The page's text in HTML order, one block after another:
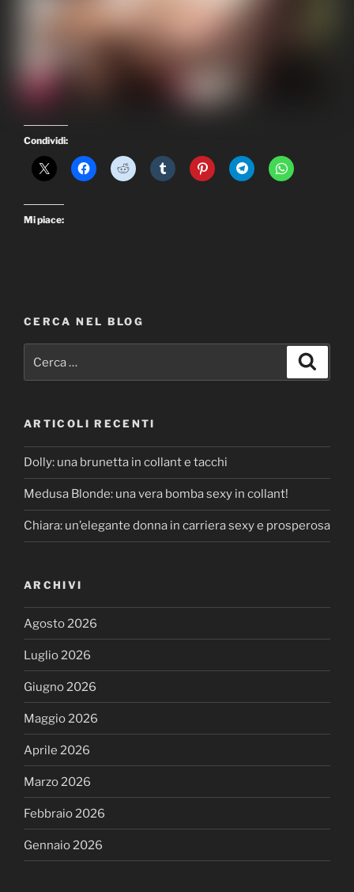
Condividi:
Mi piace:
CERCA NEL BLOG
ARTICOLI RECENTI
Dolly: una brunetta in collant e tacchi
Medusa Blonde: una vera bomba sexy in collant!
Chiara: un’elegante donna in carriera sexy e prosperosa
ARCHIVI
Agosto 2026
Luglio 2026
Giugno 2026
Maggio 2026
Aprile 2026
Marzo 2026
Febbraio 2026
Gennaio 2026